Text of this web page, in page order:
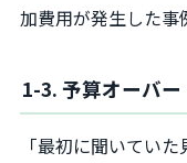
加費用が発生した事
1-3. 予算オーバ
「最初に聞いてい